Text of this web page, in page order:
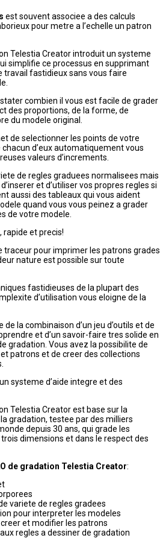
est souvent associee a des calculs
pour metre a l’echelle un patron
Telestia Creator introduit un systeme
simplifie ce processus en supprimant
travail fastidieux sans vous faire
combien il vous est facile de grader
des proportions, de la forme, de
du modele original.
de selectionner les points de votre
d’eux automatiquement vous
valeurs d’increments.
de regles graduees normalisees mais
et d’utiliser vos propres regles si
aussi des tableaux qui vous aident
quand vous vous peinez a grader
de votre modele.
rapide et precis!
traceur pour imprimer les patrons grades
nature est possible sur toute
fastidieuses de la plupart des
d’utilisation vous eloigne de la
la combinaison d’un jeu d’outils et de
et d’un savoir-faire tres solide en
gradation. Vous avez la possibilite de
patrons et de creer des collections
systeme d’aide integre et des
Telestia Creator est base sur la
gradation, testee par des milliers
depuis 30 ans, qui grade les
dimensions et dans le respect des
de gradation Telestia Creator:
variete de regles gradees
pour interpreter les modeles
et modifier les patrons
regles a dessiner de gradation